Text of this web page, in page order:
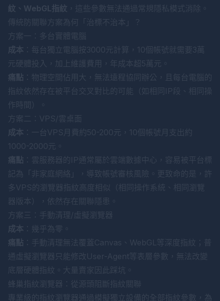
紋、WebGL指紋 ，這些參數無法通過常規隱私模式消除。
傳統防關聯方案為何「治標不治本」？
方案一：多台實體電腦
成本 ：每台獨立電腦按3000元計算，10個帳號就需要3萬
元硬體投入，加上維護費用，年成本超5萬元。
痛點 ：物理空間佔用大，無法遠程協同辦公，且每台電腦的
指紋依然存在被平台交叉對比的可能（如相同IP段、相同操
作時間）。
方案二：VPS/雲桌面
成本 ：一台VPS月費約50-200元，10個帳號月支出約
1000-2000元。
痛點 ：雲服務器的IP通常屬於雲端數據中心，容易被平台標
記為「非家庭網絡」，導致帳號審核風險。更致命的是，許
多VPS的瀏覽器指紋高度相似（相同操作系統、相同瀏覽
器版本），依然存在關聯隱患。
方案三：手動清理/虛擬瀏覽器
成本 ：幾乎為零。
痛點 ：手動清理無法覆蓋Canvas、WebGL等深度指紋；普
通虛擬瀏覽器只能修改User-Agent等表層參數，無法改變
底層硬體指紋。大量賣家因此踩坑。
蜂巢指紋瀏覽器：從源頭阻斷指紋關聯
專業級的指紋瀏覽器通過模擬獨立設備的全部指紋參數，為